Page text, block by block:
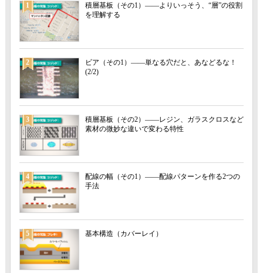
1
積層基板（その1）――よりいっそう、“層”の役割
を理解する
2
ビア（その1）――単なる穴だと、あなどるな！
(2/2)
3
積層基板（その2）――レジン、ガラスクロスなど
素材の微妙な違いで変わる特性
4
配線の幅（その1）――配線パターンを作る2つの
手法
5 基本構造（カバーレイ）